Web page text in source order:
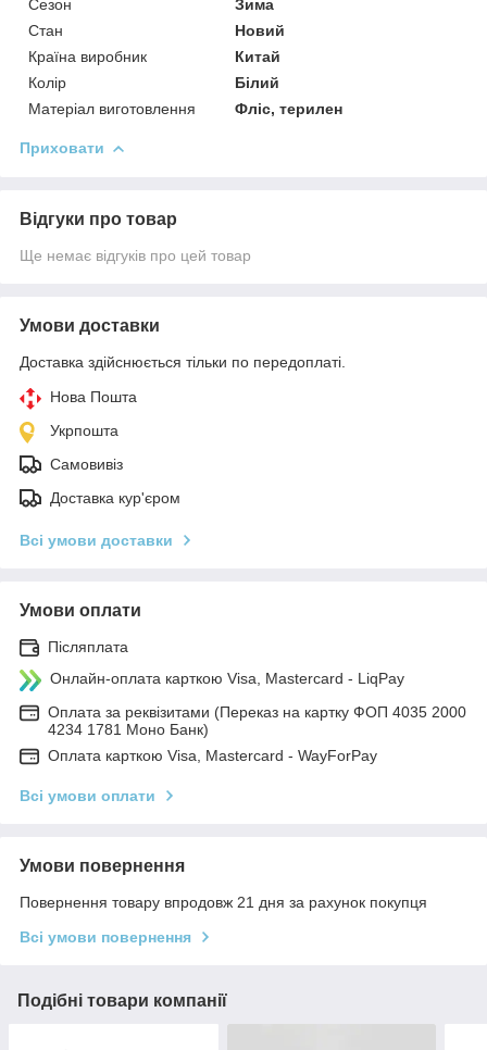
Сезон
Зима
Стан
Новий
Країна виробник
Китай
Колір
Білий
Матеріал виготовлення
Фліс, терилен
Приховати
Відгуки про товар
Ще немає відгуків про цей товар
Умови доставки
Доставка здійснюється тільки по передоплаті.
Нова Пошта
Укрпошта
Самовивіз
Доставка кур'єром
Всі умови доставки
Умови оплати
Післяплата
Онлайн-оплата карткою Visa, Mastercard - LiqPay
Оплата за реквізитами (Переказ на картку ФОП 4035 2000
4234 1781 Моно Банк)
Оплата карткою Visa, Mastercard - WayForPay
Всі умови оплати
Умови повернення
Повернення товару впродовж 21 дня за рахунок покупця
Всі умови повернення
Подібні товари компанії